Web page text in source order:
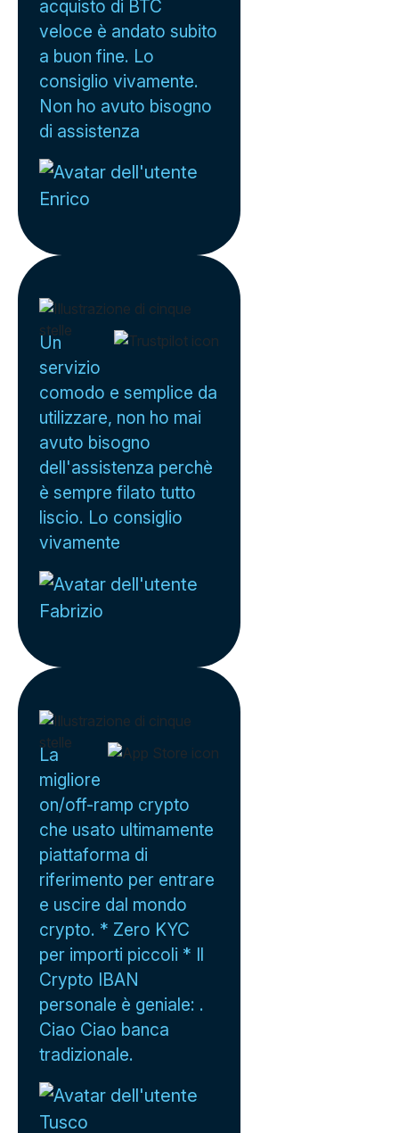
acquisto di BTC
veloce è andato subito
a buon fine. Lo
consiglio vivamente.
Non ho avuto bisogno
di assistenza
Enrico
Un
servizio
comodo e semplice da
utilizzare, non ho mai
avuto bisogno
dell'assistenza perchè
è sempre filato tutto
liscio. Lo consiglio
vivamente
Fabrizio
La
migliore
on/off-ramp crypto
che usato ultimamente
piattaforma di
riferimento per entrare
e uscire dal mondo
crypto. * Zero KYC
per importi piccoli * Il
Crypto IBAN
personale è geniale: .
Ciao Ciao banca
tradizionale.
Tusco